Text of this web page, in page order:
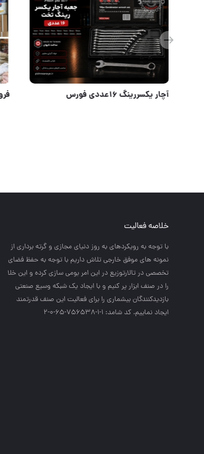
خلاصه فعالیت
با توجه به رويكردهاي به روز دنياي مجازي و گرته برداري از
نمونه هاي موفق خارجي تلاش داريم با توجه به حفظ فضاي
تخصصي در تالارتوزيع در اين امر بومي سازي كرده و اين خلا
را در صنف ابزار پر كنيم و با ايجاد يك شبكه وسيع صنعتي
بازديدكنندگان بيشماري را براي فعاليت اين صنف قدرتمند
ايجاد نماييم. کد شامد: 1-1-756538-65-0-2